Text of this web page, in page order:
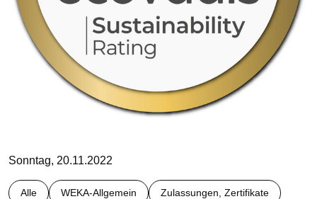
Sonntag, 20.11.2022
Alle WEKA-Allgemein Zulassungen, Zertifikate